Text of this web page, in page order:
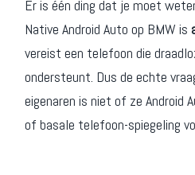
Er is één ding dat je moet
Native Android Auto op BMW is
vereist een telefoon die
ondersteunt. Dus de echte
eigenaren is niet of ze Android
of basale telefoon-spiegeling